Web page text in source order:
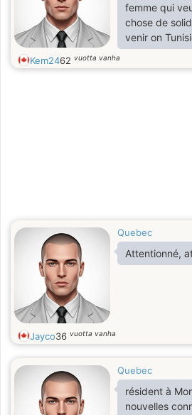
femme qui
chose de
venir on
très important
Kem2462 vuotta vanha
Quebec
Attentionné,
Jayco36 vuotta vanha
Quebec
résident à
nouvelles